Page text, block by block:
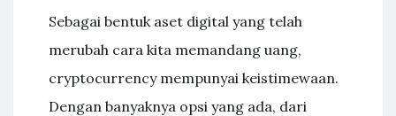
Sebagai bentuk aset digital yang telah
merubah cara kita memandang uang,
cryptocurrency mempunyai keistimewaan.
Dengan banyaknya opsi yang ada, dari